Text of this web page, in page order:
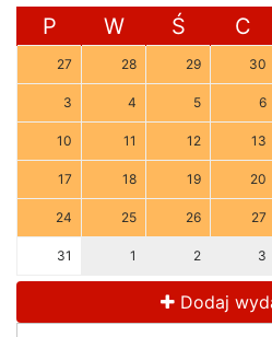
P W Ś C
27 28 29 30
3 4 5 6
10 11 12 13
17 18 19 20
24 25 26 27
31 1 2 3
Dodaj